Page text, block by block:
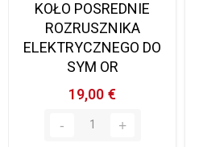
KOŁO POSREDNIE
ROZRUSZNIKA
ELEKTRYCZNEGO DO
SYM OR
19,00 €